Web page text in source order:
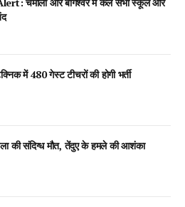
चमोली और बागेश्वर में कल सभी स्कूल और
में 480 गेस्ट टीचरों की होगी भर्ती
की संदिग्ध मौत, तेंदुए के हमले की आशंका